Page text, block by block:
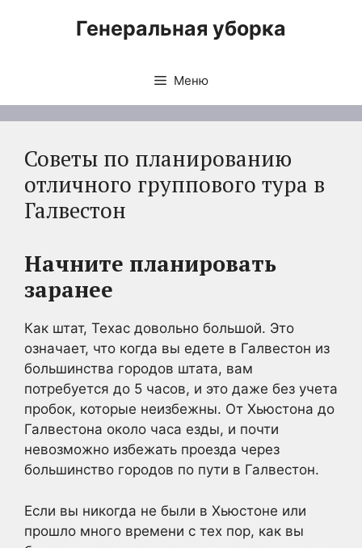
Генеральная уборка
Меню
Советы по планированию
отличного группового тура в
Галвестон
Начните планировать
заранее
Как штат, Техас довольно большой. Это
означает, что когда вы едете в Галвестон из
большинства городов штата, вам
потребуется до 5 часов, и это даже без учета
пробок, которые неизбежны. От Хьюстона до
Галвестона около часа езды, и почти
невозможно избежать проезда через
большинство городов по пути в Галвестон.
Если вы никогда не были в Хьюстоне или
прошло много времени с тех пор, как вы